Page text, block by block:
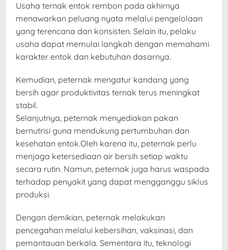
Usaha ternak entok rembon pada akhirnya
menawarkan peluang nyata melalui pengelolaan
yang terencana dan konsisten. Selain itu, pelaku
usaha dapat memulai langkah dengan memahami
karakter entok dan kebutuhan dasarnya.
Kemudian, peternak mengatur kandang yang
bersih agar produktivitas ternak terus meningkat
stabil.
Selanjutnya, peternak menyediakan pakan
bernutrisi guna mendukung pertumbuhan dan
kesehatan entok.Oleh karena itu, peternak perlu
menjaga ketersediaan air bersih setiap waktu
secara rutin. Namun, peternak juga harus waspada
terhadap penyakit yang dapat mengganggu siklus
produksi.
Dengan demikian, peternak melakukan
pencegahan melalui kebersihan, vaksinasi, dan
pemantauan berkala. Sementara itu, teknologi